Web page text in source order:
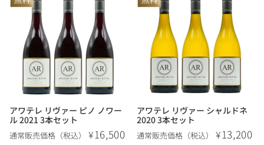
アワテレ リヴァー ピノ ノワー
ル 2021 3本セット
通常販売価格（税込） ¥16,500
アワテレ リヴァー シャルドネ
2020 3本セット
通常販売価格（税込） ¥13,200